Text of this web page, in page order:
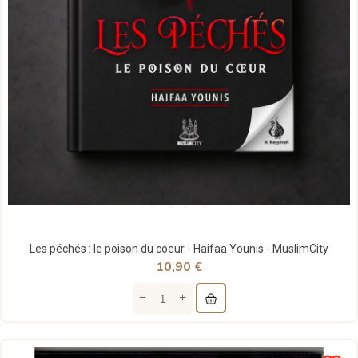
Les péchés : le poison du coeur - Haifaa Younis - MuslimCity
10,90 €